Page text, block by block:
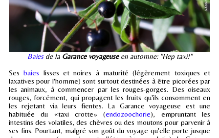
Baiesde la Garance voyageuseen automne: "Hep taxi!"
Sesbaies lisses et noires à maturité (légèrement toxiques et
laxatives pour l'homme) sont surtout destinées à être picorées par
les animaux, à commencer par les rouges-gorges. Des oiseaux
rouges, forcément, qui propagent les fruits qu'ils consomment en
les rejetant via leurs fientes. La Garance voyageuse est une
habituée du «taxi crotte» (endozoochorie), empruntant les
intestins des volatiles, des chèvres ou des moutons pour parvenir à
ses fins. Pourtant, malgré son goût du voyage qu'elle porte jusque